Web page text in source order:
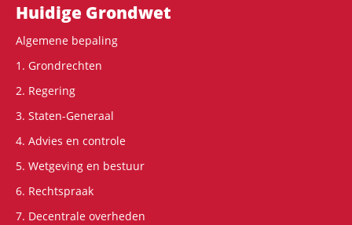
Hoofdnavigatie
Huidige Grondwet
Algemene bepaling
1. Grondrechten
2. Regering
3. Staten-Generaal
4. Advies en controle
5. Wetgeving en bestuur
6. Rechtspraak
7. Decentrale overheden